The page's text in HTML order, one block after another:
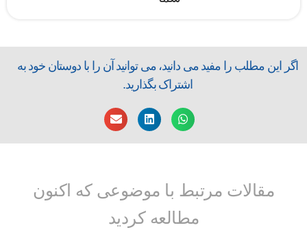
اگر این مطلب را مفید می دانید، می توانید آن را با دوستان خود به
اشتراک بگذارید.
مقالات مرتبط با موضوعی که اکنون
مطالعه کردید